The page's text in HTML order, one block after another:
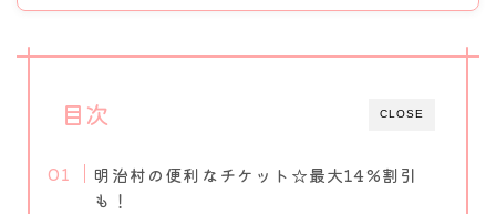
CLOSE
目次
明治村の便利なチケット☆最大14%割引
も！